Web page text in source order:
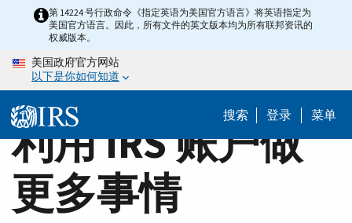
content
Home第 14224 号行政命令《指定英语为美国官方语言》将英语指定为
美国官方语言。因此，所有文件的英文版本均为所有联邦资讯的
权威版本。
美国政府官方网站
以下是你如何知道
搜索 登录 菜单
利用 IRS 账户做
更多事情